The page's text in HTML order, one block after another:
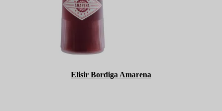
Elisir Bordiga Amarena